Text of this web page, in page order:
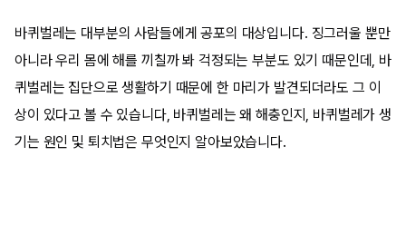
바퀴벌레는 대부분의 사람들에게 공포의 대상입니다. 징그러울 뿐만
아니라 우리 몸에 해를 끼칠까 봐 걱정되는 부분도 있기 때문인데, 바
퀴벌레는 집단으로 생활하기 때문에 한 마리가 발견되더라도 그 이
상이 있다고 볼 수 있습니다, 바퀴벌레는 왜 해충인지, 바퀴벌레가 생
기는 원인 및 퇴치법은 무엇인지 알아보았습니다.